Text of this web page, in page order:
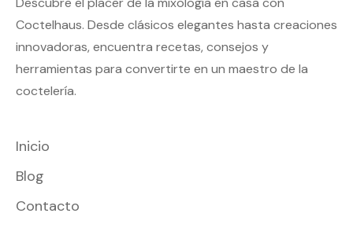
Coctelhaus. Desde clásicos elegantes hasta creaciones
innovadoras, encuentra recetas, consejos y
herramientas para convertirte en un maestro de la
coctelería.
Inicio
Blog
Contacto